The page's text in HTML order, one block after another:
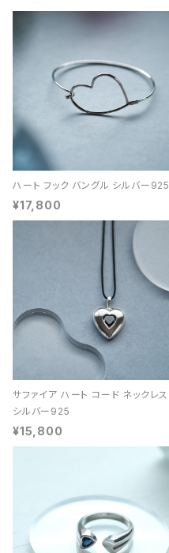
ハート フック バングル シルバー925
¥17,800
サファイア ハート コード ネックレス
シルバー925
¥15,800